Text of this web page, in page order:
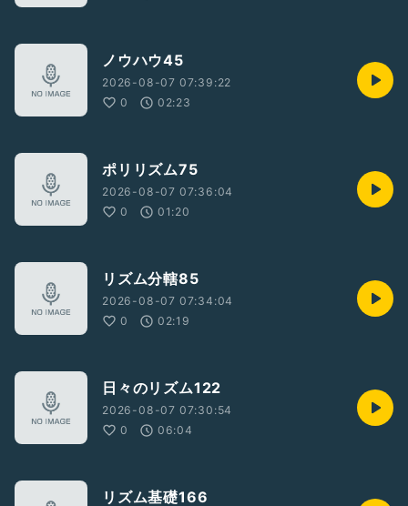
ノウハウ45
2026-08-07 07:39:22
0
02:23
ポリリズム75
2026-08-07 07:36:04
0
01:20
リズム分轄85
2026-08-07 07:34:04
0
02:19
日々のリズム122
2026-08-07 07:30:54
0
06:04
リズム基礎166